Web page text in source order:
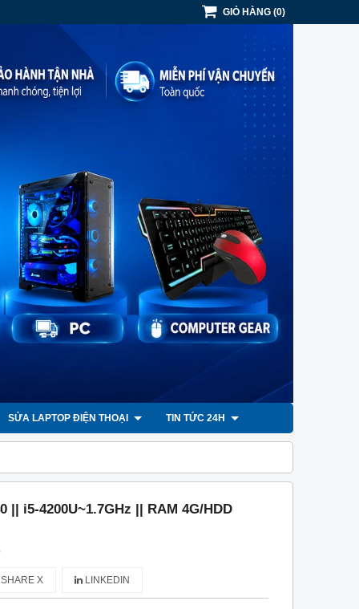
GIỎ HÀNG (0)
SỬA LAPTOP ĐIỆN THOẠI TIN TỨC 24H
|| i5-4200U~1.7GHz || RAM 4G/HDD
SHARE X LINKEDIN